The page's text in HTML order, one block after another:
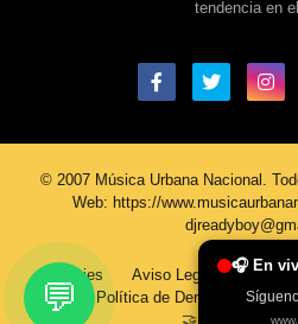
💬
🎧 En
tendencia en
© 2007 Música Urbana Nacional.
Web: https://
Cookies Aviso Legal Política
Política de Derechos de
🤝 Únete al